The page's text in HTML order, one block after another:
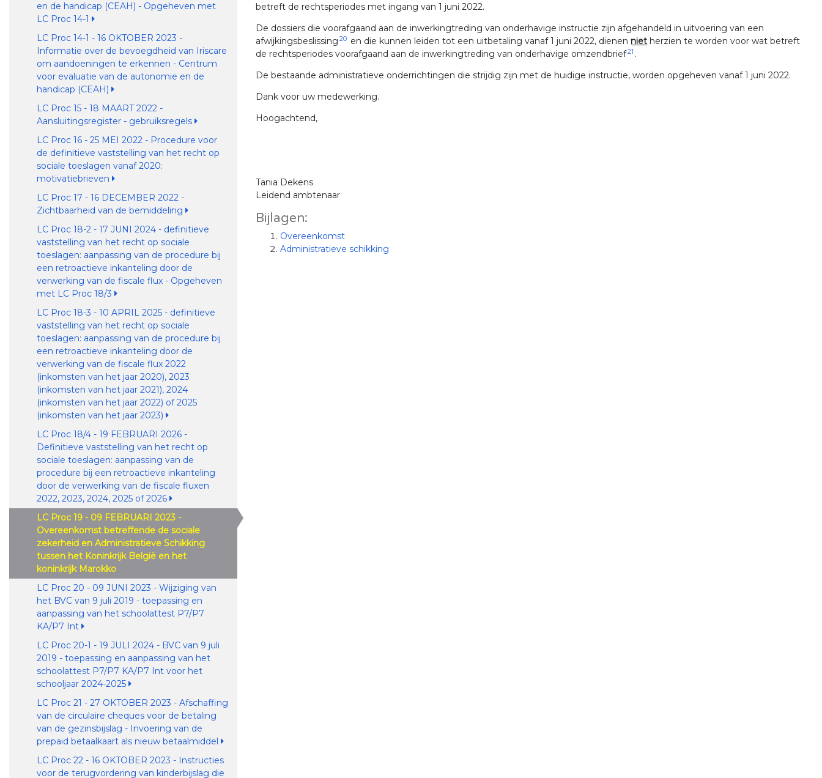
en de handicap (CEAH) - Opgeheven met
LC Proc 14-1
LC Proc 14-1 - 16 OKTOBER 2023 -
Informatie over de bevoegdheid van Iriscare
om aandoeningen te erkennen - Centrum
voor evaluatie van de autonomie en de
handicap (CEAH)
LC Proc 15 - 18 MAART 2022 -
Aansluitingsregister - gebruiksregels
LC Proc 16 - 25 MEI 2022 - Procedure voor
de definitieve vaststelling van het recht op
sociale toeslagen vanaf 2020:
motivatiebrieven
LC Proc 17 - 16 DECEMBER 2022 -
Zichtbaarheid van de bemiddeling
LC Proc 18-2 - 17 JUNI 2024 - definitieve
vaststelling van het recht op sociale
toeslagen: aanpassing van de procedure bij
een retroactieve inkanteling door de
verwerking van de fiscale flux - Opgeheven
met LC Proc 18/3
LC Proc 18-3 - 10 APRIL 2025 - definitieve
vaststelling van het recht op sociale
toeslagen: aanpassing van de procedure bij
een retroactieve inkanteling door de
verwerking van de fiscale flux 2022
(inkomsten van het jaar 2020), 2023
(inkomsten van het jaar 2021), 2024
(inkomsten van het jaar 2022) of 2025
(inkomsten van het jaar 2023)
LC Proc 18/4 - 19 FEBRUARI 2026 -
Definitieve vaststelling van het recht op
sociale toeslagen: aanpassing van de
procedure bij een retroactieve inkanteling
door de verwerking van de fiscale fluxen
2022, 2023, 2024, 2025 of 2026
LC Proc 19 - 09 FEBRUARI 2023 -
Overeenkomst betreffende de sociale
zekerheid en Administratieve Schikking
tussen het Koninkrijk België en het
koninkrijk Marokko
LC Proc 20 - 09 JUNI 2023 - Wijziging van
het BVC van 9 juli 2019 - toepassing en
aanpassing van het schoolattest P7/P7
KA/P7 Int
LC Proc 20-1 - 19 JULI 2024 - BVC van 9 juli
2019 - toepassing en aanpassing van het
schoolattest P7/P7 KA/P7 Int voor het
schooljaar 2024-2025
LC Proc 21 - 27 OKTOBER 2023 - Afschaffing
van de circulaire cheques voor de betaling
van de gezinsbijslag - Invoering van de
prepaid betaalkaart als nieuw betaalmiddel
LC Proc 22 - 16 OKTOBER 2023 - Instructies
voor de terugvordering van kinderbijslag die
betreft de rechtsperiodes met ingang van 1 juni 2022.
De dossiers die voorafgaand aan de inwerkingtreding van onderhavige instructie zijn afgehandeld in uitvoering van een
afwijkingsbeslissing 20 en die kunnen leiden tot een uitbetaling vanaf 1 juni 2022, dienen niet herzien te worden voor wat betreft
de rechtsperiodes voorafgaand aan de inwerkingtreding van onderhavige omzendbrief21 .
De bestaande administratieve onderrichtingen die strijdig zijn met de huidige instructie, worden opgeheven vanaf 1 juni 2022.
Dank voor uw medewerking.
Hoogachtend,
Tania Dekens
Leidend ambtenaar
Bijlagen:
Overeenkomst
Administratieve schikking